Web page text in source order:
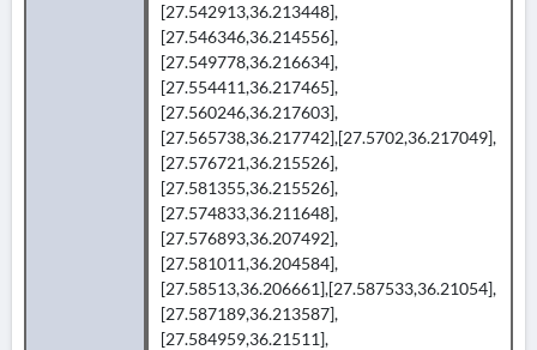
[27.542913,36.213448],
[27.546346,36.214556],
[27.549778,36.216634],
[27.554411,36.217465],
[27.560246,36.217603],
[27.565738,36.217742],[27.5702,36.217049],
[27.576721,36.215526],
[27.581355,36.215526],
[27.574833,36.211648],
[27.576893,36.207492],
[27.581011,36.204584],
[27.58513,36.206661],[27.587533,36.21054],
[27.587189,36.213587],
[27.584959,36.21511],